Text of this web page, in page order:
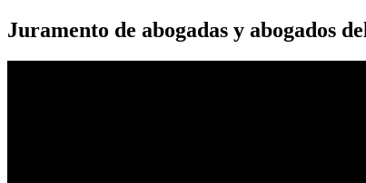
Juramento de abogadas y abogados